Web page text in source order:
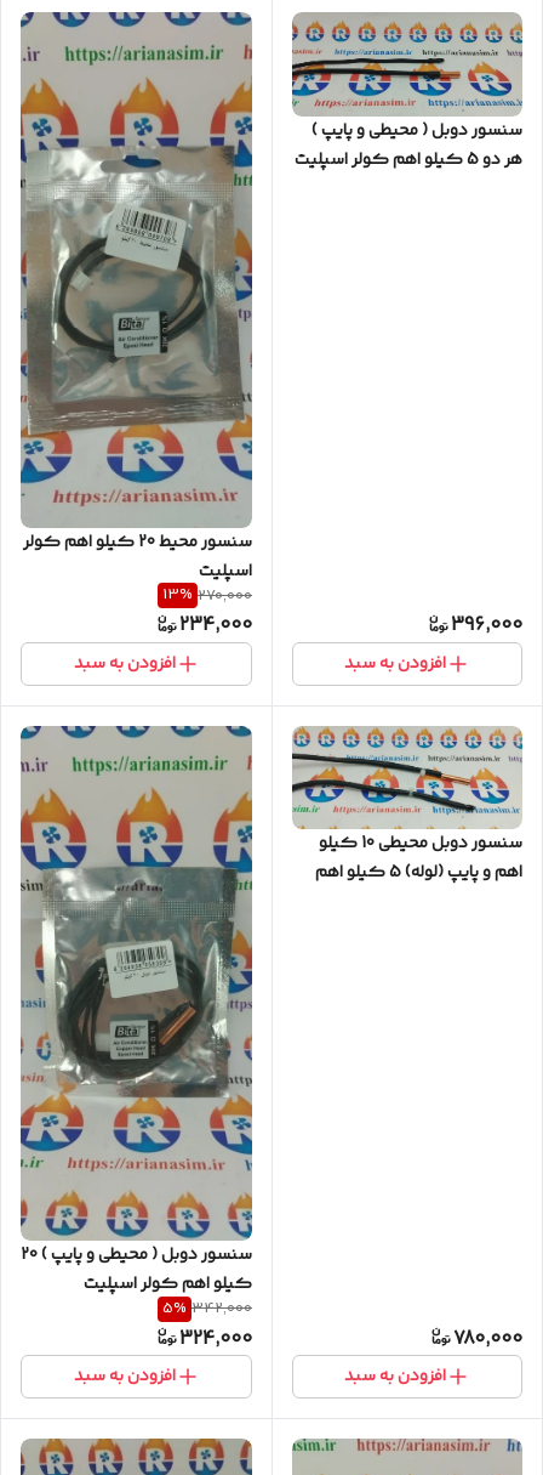
سنسور دوبل ( محیطی و پایپ )
هر دو 5 کیلو اهم کولر اسپلیت
396,000
افزودن به سبد
سنسور محیط 20 کیلو اهم کولر
اسپلیت
270,000
13%
234,000
افزودن به سبد
سنسور دوبل محیطی 10 کیلو
اهم و پایپ (لوله) 5 کیلو اهم
780,000
افزودن به سبد
سنسور دوبل ( محیطی و پایپ ) 20
کیلو اهم کولر اسپلیت
342,000
5%
324,000
افزودن به سبد